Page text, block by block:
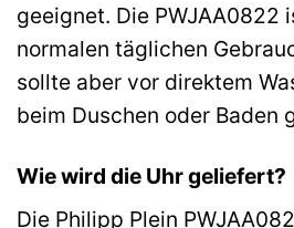
geeignet. Die PWJAA0822
normalen täglichen
sollte aber vor direktem
beim Duschen oder Baden
Wie wird die Uhr geliefert?
Die Philipp Plein